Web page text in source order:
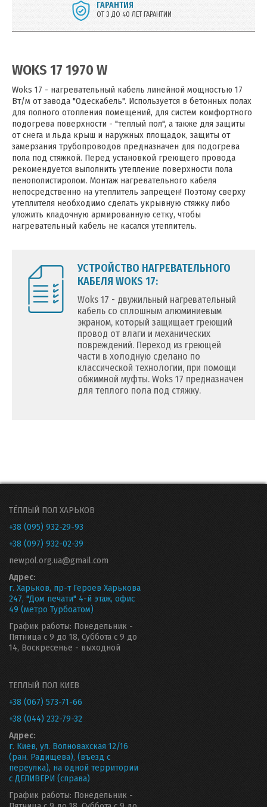
ГАРАНТИЯ
ОТ 3 ДО 40 ЛЕТ ГАРАНТИИ
WOKS 17 1970 W
Woks 17 - нагревательный кабель линейной мощностью 17
Вт/м от завода "Одескабель". Используется в бетонных полах
для полного отопления помещений, для систем комфортного
подогрева поверхности - "теплый пол", а также для защиты
от снега и льда крыш и наружных площадок, защиты от
замерзания трубопроводов предназначен для подогрева
пола под стяжкой. Перед установкой греющего провода
рекомендуется выполнить утепление поверхности пола
пенополистиролом. Монтаж нагревательного кабеля
непосредственно на утеплитель запрещен! Поэтому сверху
утеплителя необходимо сделать укрывную стяжку либо
уложить кладочную армированную сетку, чтобы
нагревательный кабель не касался утеплитель.
УСТРОЙСТВО НАГРЕВАТЕЛЬНОГО
КАБЕЛЯ WOKS 17:
Woks 17 - двужильный нагревательный
кабель со сплошным алюминиевым
экраном, который защищает греющий
провод от влаги и механических
повреждений. Переход из греющей
части в холодную сделано по
классической технологии, при помощи
обжимной муфты. Woks 17 предназначен
для теплого пола под стяжку.
ТЁПЛЫЙ ПОЛ ХАРЬКОВ
+38 (095) 932-29-93
+38 (097) 932-02-39
newpol.org.ua@gmail.com
Адрес:
г. Харьков, пр-т Героев Харькова
247, "Дом печати" 4-й этаж, офис
49 (метро Турбоатом)
График работы: Понедельник -
Пятница с 9 до 18, Суббота с 9 до
14, Воскресенье - выходной
ТЕПЛЫЙ ПОЛ КИЕВ
+38 (067) 573-71-66
+38 (044) 232-79-32
Адрес:
г. Киев, ул. Волновахская 12/16
(ран. Радищева), (въезд с
переулка), на одной территории
с ДЕЛИВЕРИ (справа)
График работы: Понедельник -